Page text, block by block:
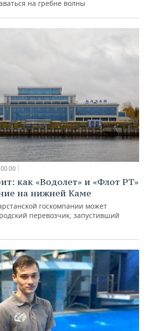
на гребне волны
как «Водолет» и «Флот РТ»
на нижней Каме
госкомпании может
перевозчик, запустивший